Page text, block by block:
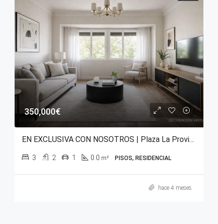
350,000€
EN EXCLUSIVA CON NOSOTROS | Plaza La Provincia – Vitoria-Gasteiz.
3 2 1 0.0 m² PISOS, RESIDENCIAL
hace 4 meses